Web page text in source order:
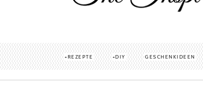
REZEPTE DIY GESCHENKIDEEN